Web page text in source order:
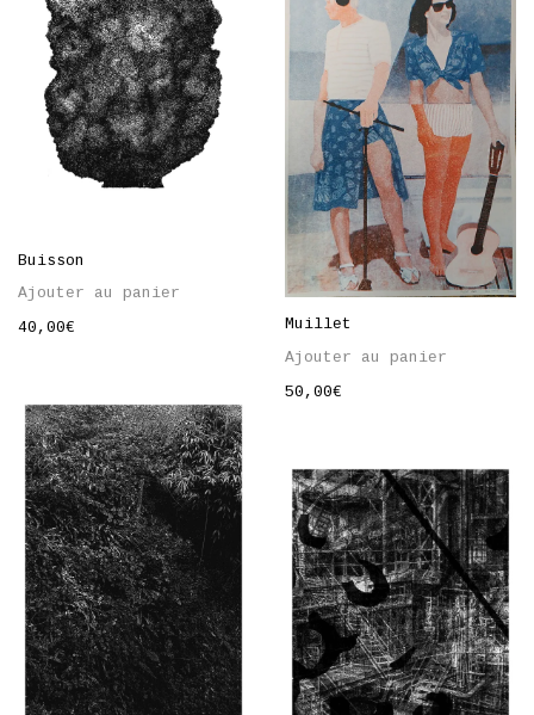
Buisson
Ajouter au panier
40,00€
Muillet
Ajouter au panier
50,00€